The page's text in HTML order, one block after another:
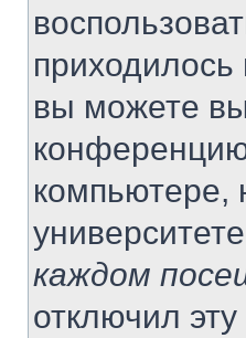
вы можете
компьютере,
каждом
отключил